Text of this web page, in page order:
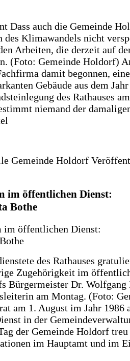
Dass auch die Gemeinde
des Klimawandels nicht
Arbeiten, die derzeit auf
(Foto: Gemeinde Holdorf)
damit begonnen,
Gebäude aus dem
des Rathauses
niemand der
Gemeinde Holdorf
im öffentlichen Dienst:
Bothe
des Rathauses
Zugehörigkeit im
Bürgermeister Dr. Wolfgang
am Montag. (Foto:
am 1. August im Jahr 1986
in der
der Gemeinde Holdorf
im Hauptamt und im